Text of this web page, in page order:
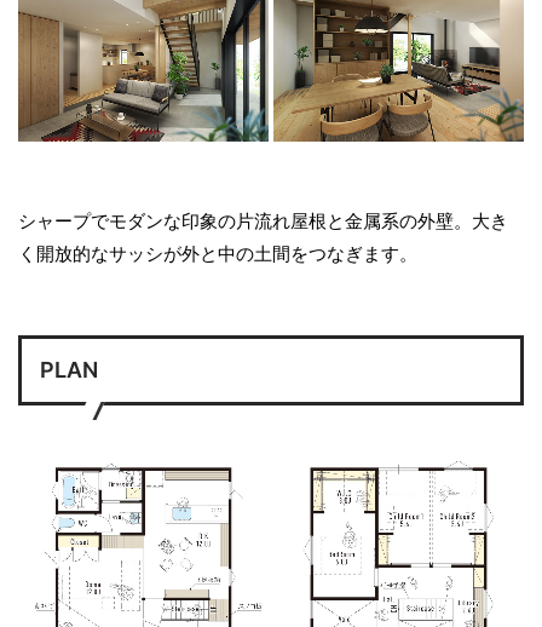
シャープでモダンな印象の片流れ屋根と金属系の外壁。大き
く開放的なサッシが外と中の土間をつなぎます。
PLAN